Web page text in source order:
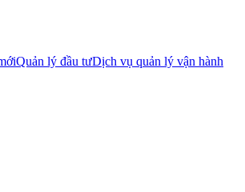
Quản lý đầu tưDịch vụ quản lý vận hành